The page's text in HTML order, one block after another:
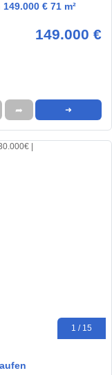
€ 71 m²
149.000 €
➦ ➜
1 / 15